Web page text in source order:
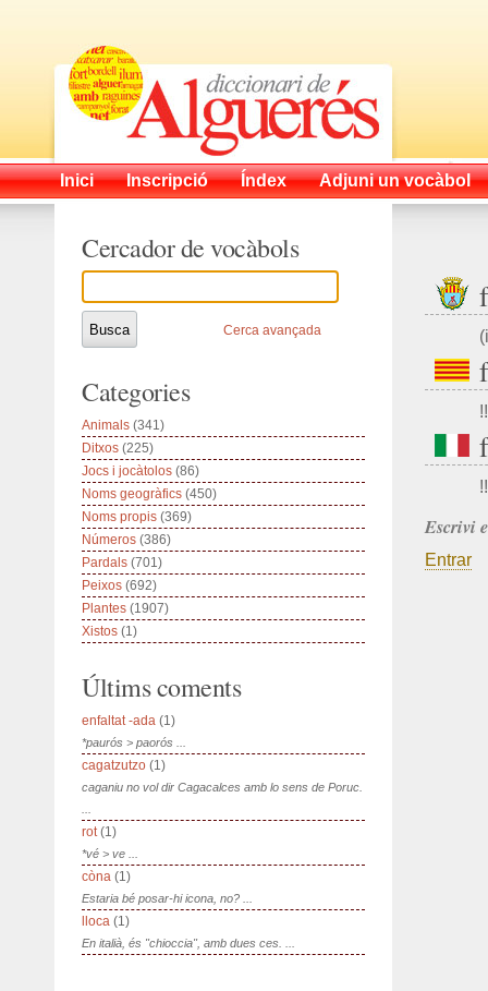
Inici Inscripció Índex Adjuni un vocàbol
!!
!!
Escrivi
Entrar
Cercador de vocàbols
Cerca avançada
Categories
Animals (341)
Ditxos (225)
Jocs i jocàtolos (86)
Noms geogràfics (450)
Noms propis (369)
Números (386)
Pardals (701)
Peixos (692)
Plantes (1907)
Xistos (1)
Últims coments
enfaltat -ada (1)
*paurós > paorós ...
cagatzutzo (1)
caganiu no vol dir Cagacalces amb lo sens de Poruc.
rot(1)
*vé > ve ...
còna (1)
Estaria bé posar-hi icona, no? ...
lloca (1)
En italià, és "chioccia", amb dues ces. ...